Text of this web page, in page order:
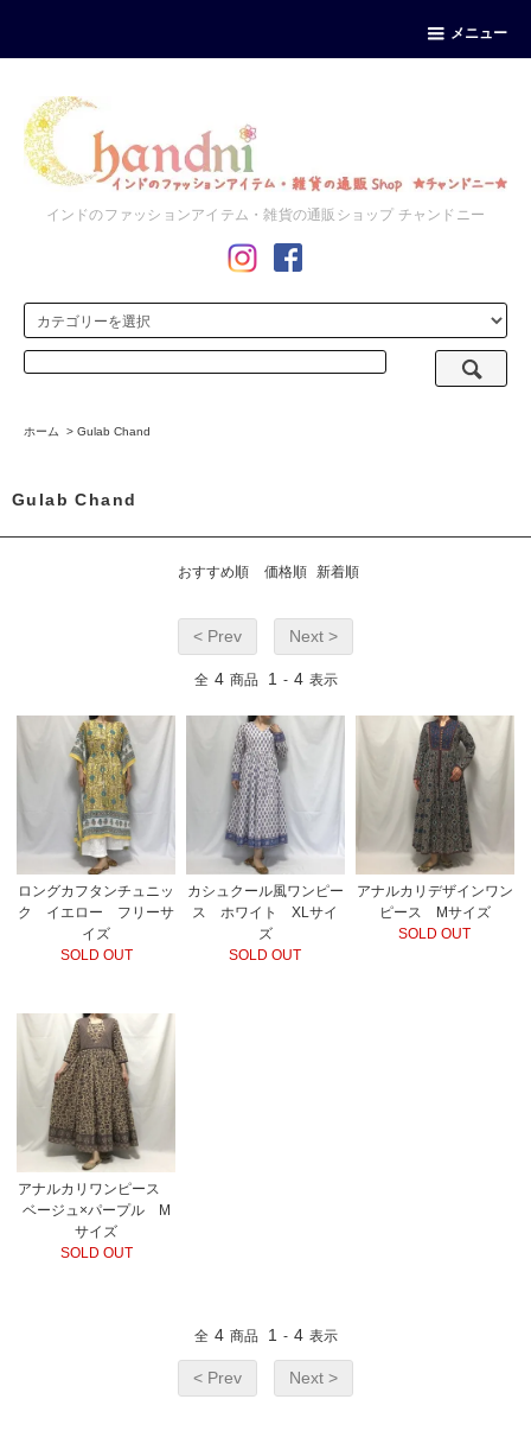
メニュー
インドのファッションアイテム・雑貨の通販ショップ チャンドニー
ホーム > Gulab Chand
Gulab Chand
おすすめ順 価格順 新着順
< Prev Next >
全 4 商品 1 - 4 表示
ロングカフタンチュニッ
ク イエロー フリーサ
イズ
SOLD OUT
カシュクール風ワンピー
ス ホワイト XLサイ
ズ
SOLD OUT
アナルカリデザインワン
ピース Mサイズ
SOLD OUT
アナルカリワンピース
ベージュ×パープル M
サイズ
SOLD OUT
全 4 商品 1 - 4 表示
< Prev Next >